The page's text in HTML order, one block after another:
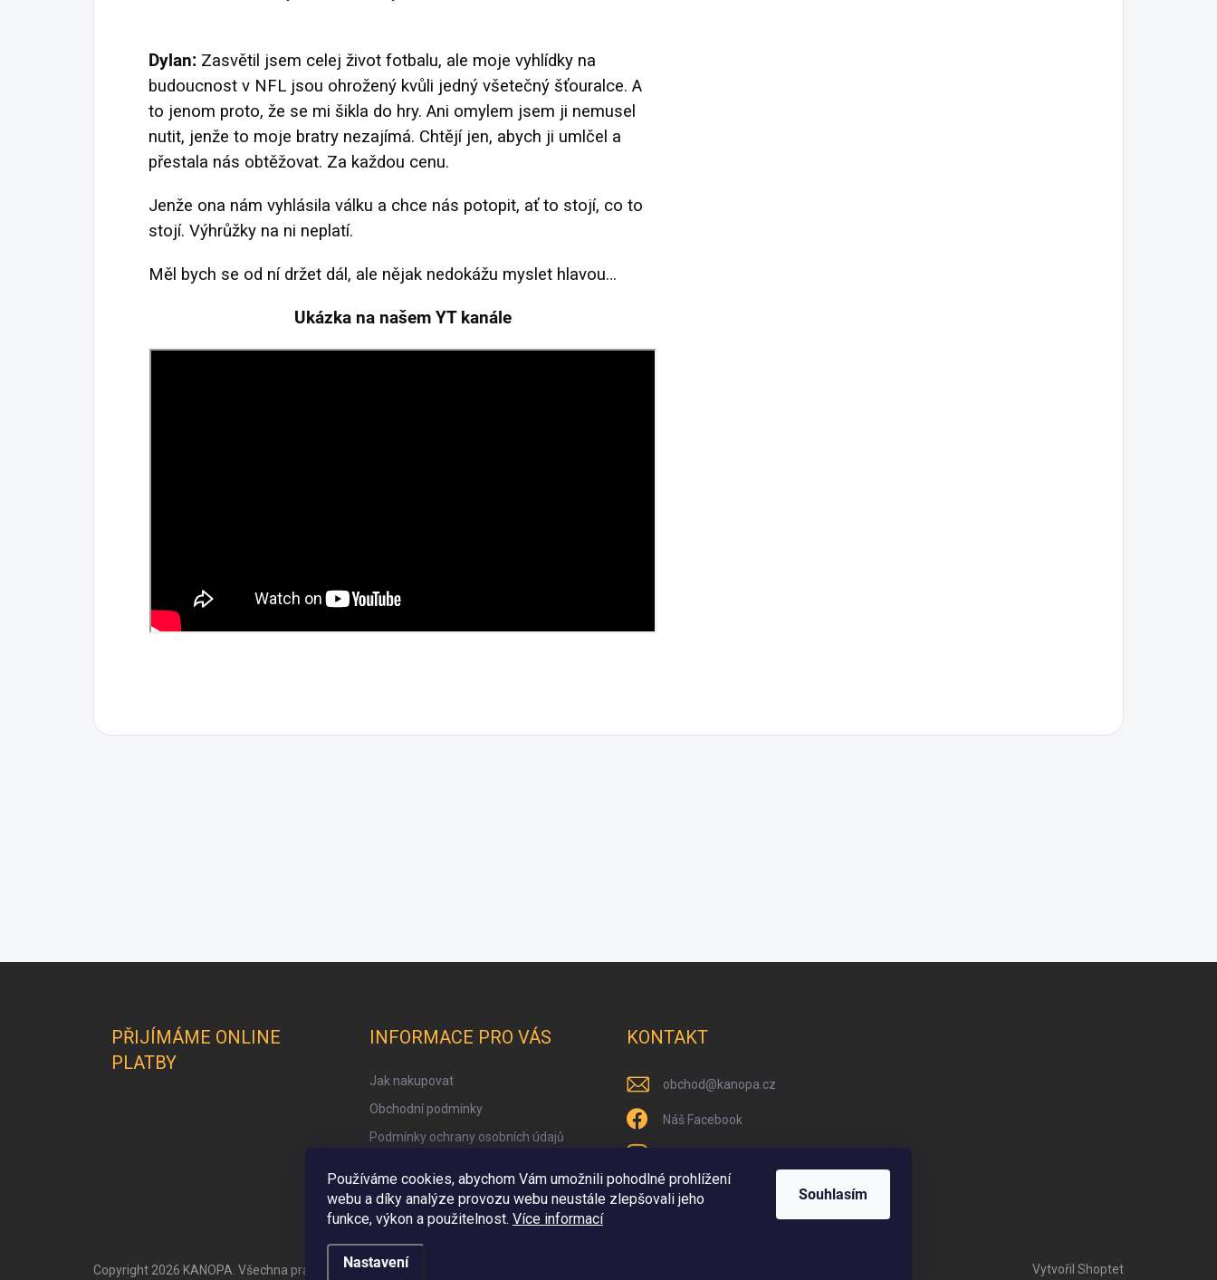
Používáme cookies, abychom Vám umožnili pohodlné prohlížení
webu a díky analýze provozu webu neustále zlepšovali jeho
funkce, výkon a použitelnost. Více informací
Nastavení
Souhlasím
Dylan: Zasvětil jsem celej život fotbalu, ale moje vyhlídky na
budoucnost v NFL jsou ohrožený kvůli jedný všetečný šťouralce. A
to jenom proto, že se mi šikla do hry. Ani omylem jsem ji nemusel
nutit, jenže to moje bratry nezajímá. Chtějí jen, abych ji umlčel a
přestala nás obtěžovat. Za každou cenu.
Jenže ona nám vyhlásila válku a chce nás potopit, ať to stojí, co to
stojí. Výhrůžky na ni neplatí.
Měl bych se od ní držet dál, ale nějak nedokážu myslet hlavou…
Ukázka na našem YT kanále
PŘIJÍMÁME ONLINE
PLATBY
INFORMACE PRO VÁS
Jak nakupovat
Obchodní podmínky
Podmínky ochrany osobních údajů
Audiokniha zdarma
KONTAKT
obchod@kanopa.cz
Náš Facebook
Náš Youtube kanál
Vytvořil Shoptet
Copyright 2026 KANOPA . Všechna práva vyhrazena.